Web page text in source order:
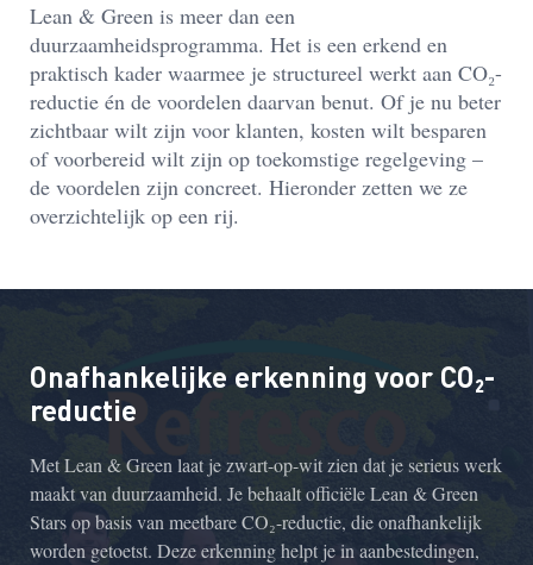
Lean & Green is meer dan een
duurzaamheidsprogramma. Het is een erkend en
praktisch kader waarmee je structureel werkt aan CO₂-
reductie én de voordelen daarvan benut. Of je nu beter
zichtbaar wilt zijn voor klanten, kosten wilt besparen
of voorbereid wilt zijn op toekomstige regelgeving –
de voordelen zijn concreet. Hieronder zetten we ze
overzichtelijk op een rij.
Onafhankelijke erkenning voor CO₂-
reductie
Met Lean & Green laat je zwart-op-wit zien dat je serieus werk
maakt van duurzaamheid. Je behaalt officiële Lean & Green
Stars op basis van meetbare CO₂-reductie, die onafhankelijk
worden getoetst. Deze erkenning helpt je in aanbestedingen,